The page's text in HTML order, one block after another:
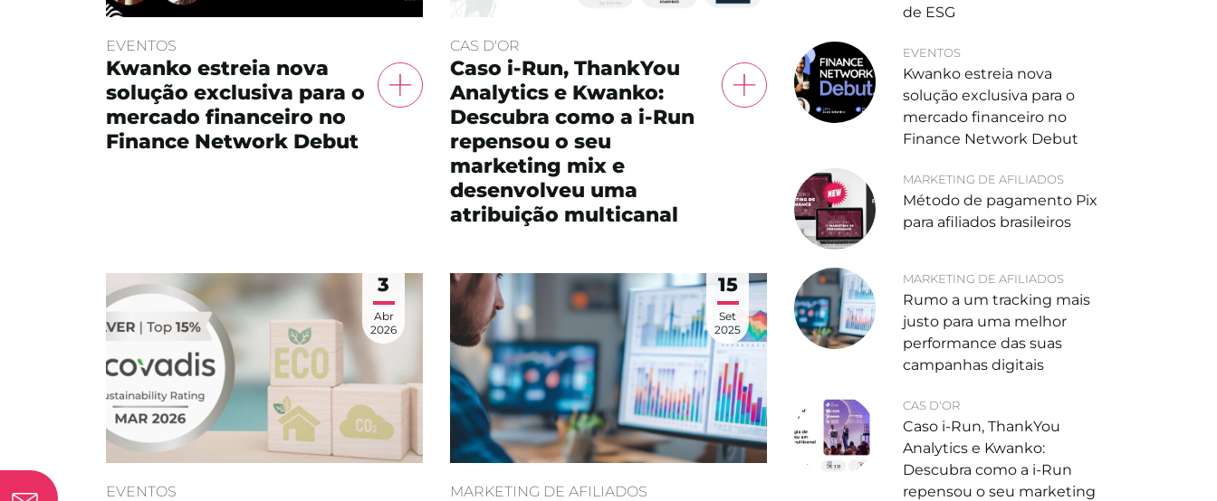
EVENTOS
Kwanko estreia nova
solução exclusiva para o
mercado financeiro no
Finance Network Debut
CAS D'OR
Caso i-Run, ThankYou
Analytics e Kwanko:
Descubra como a i-Run
repensou o seu
marketing mix e
desenvolveu uma
atribuição multicanal
3
Abr
2026
EVENTOS
15
Set
2025
MARKETING DE AFILIADOS
de ESG
EVENTOS
Kwanko estreia nova
solução exclusiva para o
mercado financeiro no
Finance Network Debut
MARKETING DE AFILIADOS
Método de pagamento Pix
para afiliados brasileiros
MARKETING DE AFILIADOS
Rumo a um tracking mais
justo para uma melhor
performance das suas
campanhas digitais
CAS D'OR
Caso i-Run, ThankYou
Analytics e Kwanko:
Descubra como a i-Run
repensou o seu marketing